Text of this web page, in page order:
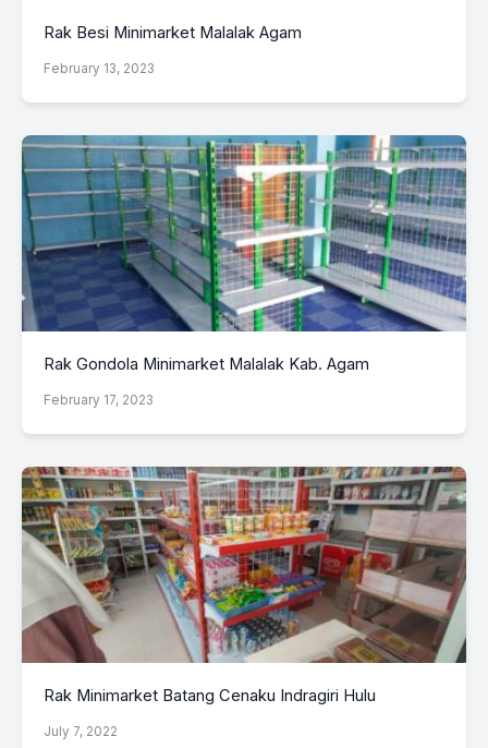
Rak Besi Minimarket Malalak Agam
February 13, 2023
Rak Gondola Minimarket Malalak Kab. Agam
February 17, 2023
Rak Minimarket Batang Cenaku Indragiri Hulu
July 7, 2022